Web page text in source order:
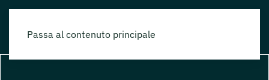
Passa al contenuto principale